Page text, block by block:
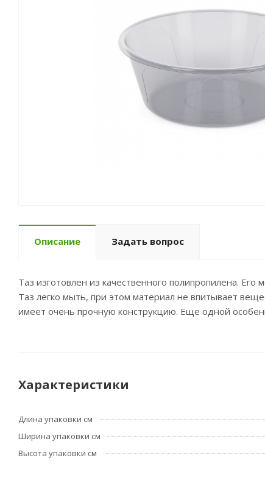
Описание Задать вопрос
Таз изготовлен из качественного полипропилена.
Таз легко мыть, при этом материал не впитывает
имеет очень прочную конструкцию. Еще одной
Характеристики
Длина упаковки см
Ширина упаковки см
Высота упаковки см